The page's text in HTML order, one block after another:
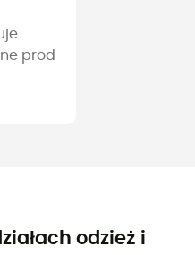
prod
odzież i